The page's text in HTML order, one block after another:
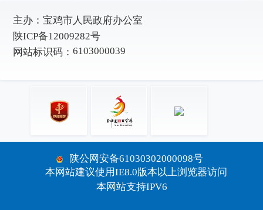
主办： 宝鸡市人民政府办公室
陕ICP备12009282号
网站标识码： 6103000039
陕公网安备61030302000098号
本网站建议使用IE8.0版本以上浏览器访问
本网站支持IPV6